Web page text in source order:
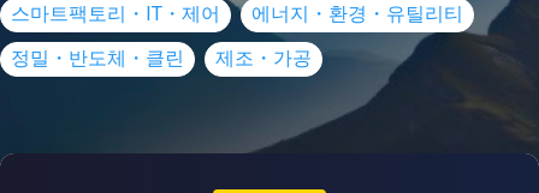
스마트팩토리・IT・제어
에너지・환경・유틸리티
정밀・반도체・클린
제조・가공